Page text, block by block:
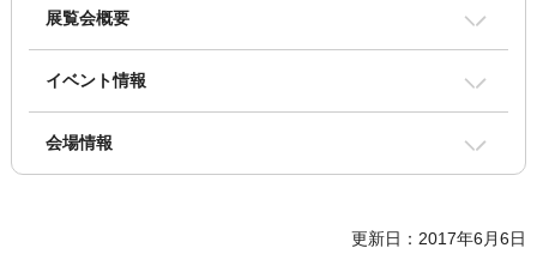
展覧会概要
イベント情報
会場情報
更新日：2017年6月6日